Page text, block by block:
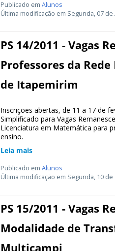
Publicado em Alunos
Última modificação em Segunda, 07
PS 14/2011 - Vagas
Professores da
de Itapemirim
Inscrições abertas, de 11 a 17 de
Simplificado para Vagas
Licenciatura em Matemática para
ensino.
Leia mais
Publicado em Alunos
Última modificação em Segunda, 10
PS 15/2011 - Vagas
Modalidade de
Multicampi